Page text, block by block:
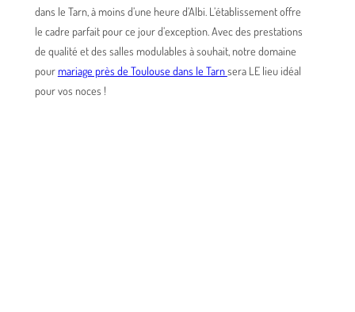
dans le Tarn, à moins d’une heure d’Albi. L’établissement offre
le cadre parfait pour ce jour d’exception. Avec des prestations
de qualité et des salles modulables à souhait, notre domaine
pourmariage près de Toulouse dans le Tarnsera LE lieu idéal
pour vos noces !